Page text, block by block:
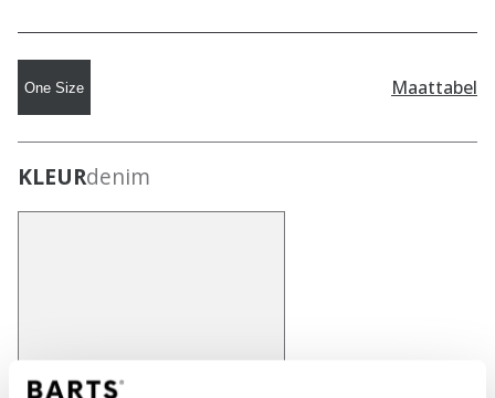
One Size Maattabel
KLEURdenim